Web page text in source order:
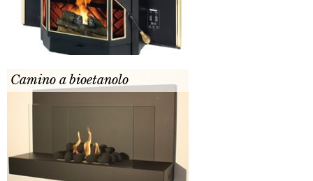
Camino a bioetanolo